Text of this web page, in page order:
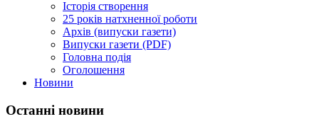
Історія створення
25 років натхненної роботи
Архів (випуски газети)
Випуски газети (PDF)
Головна подія
Оголошення
Новини
Останні новини